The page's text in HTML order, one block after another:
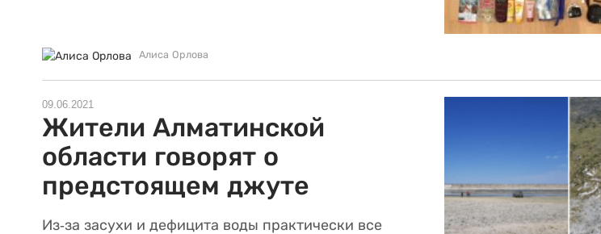
Алиса Орлова
09.06.2021
Жители Алматинской
области говорят о
предстоящем джуте
Из-за засухи и дефицита воды практически все